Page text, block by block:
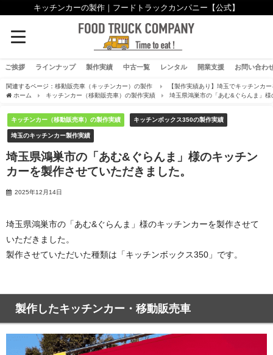
キッチンカーの製作｜フードトラックカンパニー【公式】
ご挨拶 ラインナップ 製作実績 中古一覧 レンタル 開業支援 お問い合わ
関連するページ： 移動販売車（キッチンカー）の製作
【製作実績あり】埼玉でキッチンカ
ホーム
キッチンカー（移動販売車）の製作実績 埼玉県鴻巣市の「あむ&ぐらんま」
キッチンカー（移動販売車）の製作実績 キッチンボックス350の製作実績
埼玉のキッチンカー製作実績
埼玉県鴻巣市の「あむ&ぐらんま」様のキッチン
カーを製作させていただきました。
2025年12月14日
埼玉県鴻巣市の「あむ&ぐらんま」様のキッチンカーを製作させて
いただきました。
製作させていただいた種類は「キッチンボックス350」です。
製作したキッチンカー・移動販売車